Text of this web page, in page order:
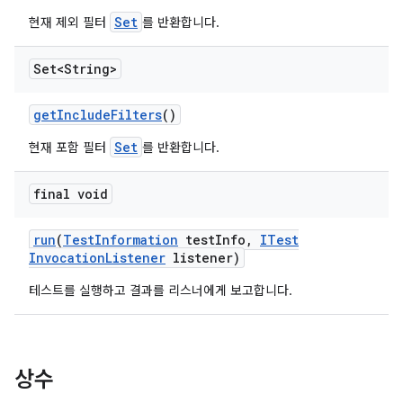
현재 제외 필터 Set 를 반환합니다.
Set<String>
getIncludeFilters()
현재 포함 필터 Set 를 반환합니다.
final void
run(TestInformation testInfo ,
ITest
InvocationListener listener)
테스트를 실행하고 결과를 리스너에게 보고합니다.
상수